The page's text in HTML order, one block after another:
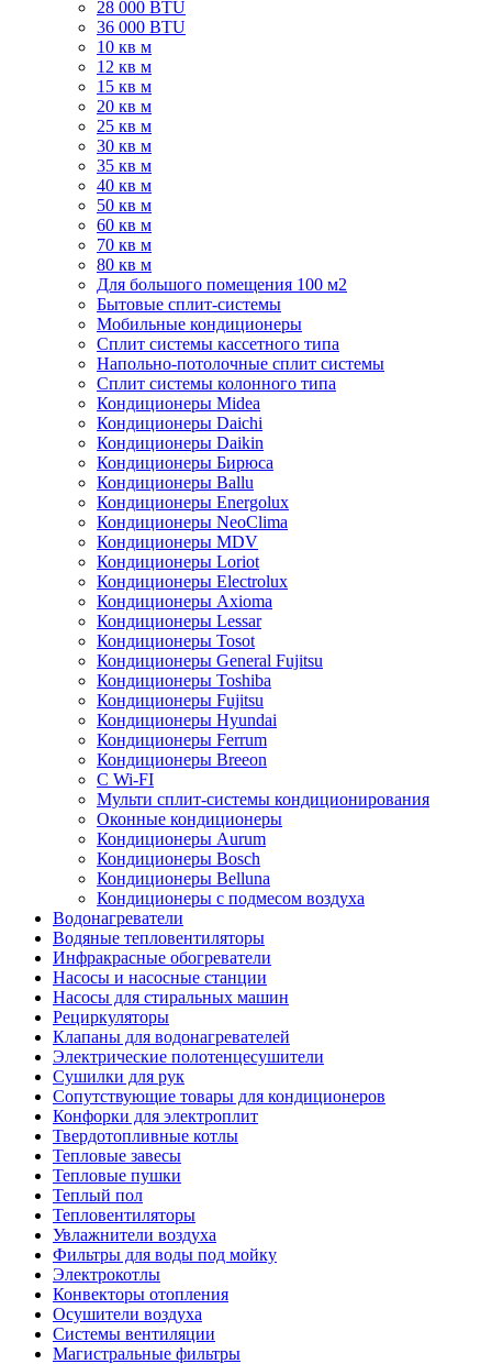
28 000 BTU
36 000 BTU
10 кв м
12 кв м
15 кв м
20 кв м
25 кв м
30 кв м
35 кв м
40 кв м
50 кв м
60 кв м
70 кв м
80 кв м
Для большого помещения 100 м2
Бытовые сплит-системы
Мобильные кондиционеры
Сплит системы кассетного типа
Напольно-потолочные сплит системы
Сплит системы колонного типа
Кондиционеры Midea
Кондиционеры Daichi
Кондиционеры Daikin
Кондиционеры Бирюса
Кондиционеры Ballu
Кондиционеры Energolux
Кондиционеры NeoClima
Кондиционеры MDV
Кондиционеры Loriot
Кондиционеры Electrolux
Кондиционеры Axioma
Кондиционеры Lessar
Кондиционеры Tosot
Кондиционеры General Fujitsu
Кондиционеры Toshiba
Кондиционеры Fujitsu
Кондиционеры Hyundai
Кондиционеры Ferrum
Кондиционеры Breeon
С Wi-FI
Мульти сплит-системы кондиционирования
Оконные кондиционеры
Кондиционеры Aurum
Кондиционеры Bosch
Кондиционеры Belluna
Кондиционеры с подмесом воздуха
Водонагреватели
Водяные тепловентиляторы
Инфракрасные обогреватели
Насосы и насосные станции
Насосы для стиральных машин
Рециркуляторы
Клапаны для водонагревателей
Электрические полотенцесушители
Сушилки для рук
Сопутствующие товары для кондиционеров
Конфорки для электроплит
Твердотопливные котлы
Тепловые завесы
Тепловые пушки
Теплый пол
Тепловентиляторы
Увлажнители воздуха
Фильтры для воды под мойку
Электрокотлы
Конвекторы отопления
Осушители воздуха
Системы вентиляции
Магистральные фильтры